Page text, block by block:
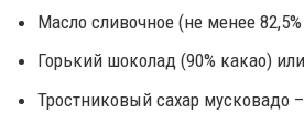
Масло сливочное (не менее
Горький шоколад (90% какао) или
Тростниковый сахар мусковадо